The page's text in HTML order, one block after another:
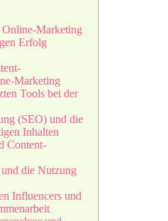
Marketing
Erfolg
Marketing
Tools bei der
(SEO) und die
Inhalten
Content-
die Nutzung
Influencers und